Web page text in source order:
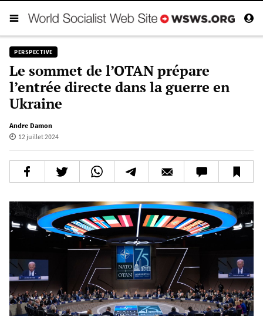
PERSPECTIVE
Le sommet de l’OTAN prépare
l’entrée directe dans la guerre en
Ukraine
Andre Damon
12 juillet 2024